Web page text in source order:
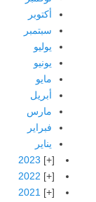
أكتوبر
سبتمبر
يوليو
يونيو
مايو
أبريل
مارس
فبراير
يناير
2023
2022
2021